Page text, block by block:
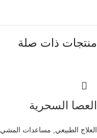
منتجات ذات صلة
العصا السحرية
العلاج الطبيعي مساعدات المشي